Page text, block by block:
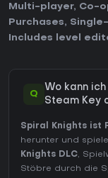
Multi-player, Co-
Purchases,
Includes level
Q
Wo kann
Steam Key
Spiral Knights ist
herunter und
Knights DLC,
Stöbre durch die